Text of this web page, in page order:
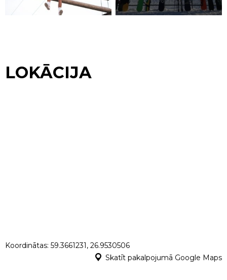
LOKĀCIJA
Koordinātas: 59.3661231, 26.9530506
Skatīt pakalpojumā Google Maps